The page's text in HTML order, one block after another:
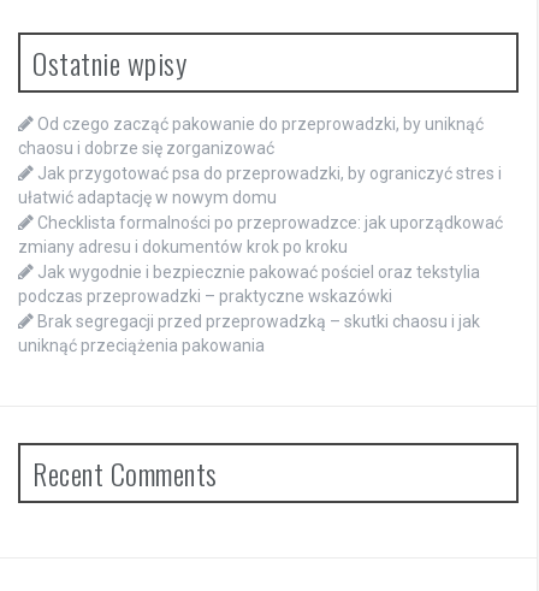
Ostatnie wpisy
Od czego zacząć pakowanie do przeprowadzki, by uniknąć
chaosu i dobrze się zorganizować
Jak przygotować psa do przeprowadzki, by ograniczyć stres i
ułatwić adaptację w nowym domu
Checklista formalności po przeprowadzce: jak uporządkować
zmiany adresu i dokumentów krok po kroku
Jak wygodnie i bezpiecznie pakować pościel oraz tekstylia
podczas przeprowadzki – praktyczne wskazówki
Brak segregacji przed przeprowadzką – skutki chaosu i jak
uniknąć przeciążenia pakowania
Recent Comments